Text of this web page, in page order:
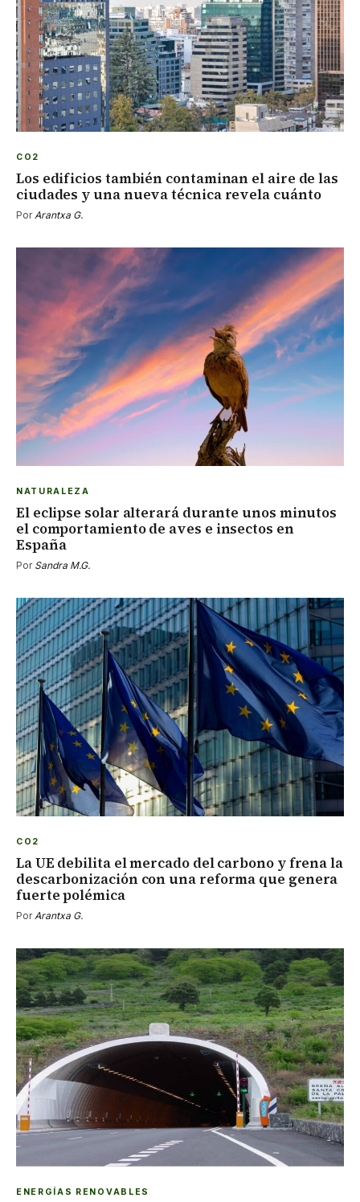
CO2
Los edificios también contaminan el aire de las
ciudades y una nueva técnica revela cuánto
Por Arantxa G.
NATURALEZA
El eclipse solar alterará durante unos minutos
el comportamiento de aves e insectos en
España
Por Sandra M.G.
CO2
La UE debilita el mercado del carbono y frena la
descarbonización con una reforma que genera
fuerte polémica
Por Arantxa G.
ENERGÍAS RENOVABLES